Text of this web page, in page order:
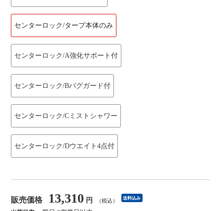
センターロック/タープ本体のみ
センターロック/A強化サポート付
センターロック/Bバグガード付
センターロック/Cミストシャワー
センターロック/Dウエイト4点付
販売価格 13,310 円 （税込） 送料込み